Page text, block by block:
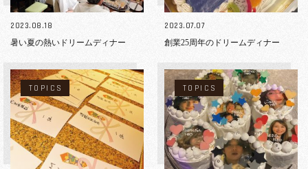
2023.08.18
暑い夏の熱いドリームディナー
2023.07.07
創業25周年のドリームディナー
TOPICS TOPICS